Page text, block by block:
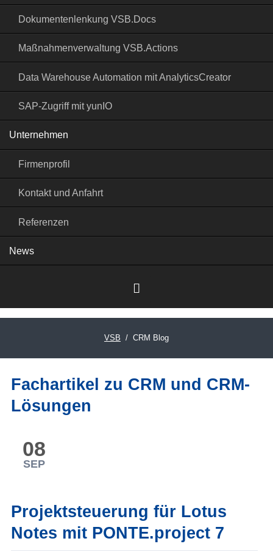
Dokumentenlenkung VSB.Docs
Maßnahmenverwaltung VSB.Actions
Data Warehouse Automation mit AnalyticsCreator
SAP-Zugriff mit yunIO
Unternehmen
Firmenprofil
Kontakt und Anfahrt
Referenzen
News
LinkedIn
VSB CRM Blog
Fachartikel zu CRM und CRM-
Lösungen
08
SEP
Projektsteuerung für Lotus
Notes mit PONTE.project 7